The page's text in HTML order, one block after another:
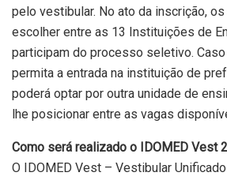
pelo vestibular. No ato da inscrição,
escolher entre as 13 Instituições de
participam do processo seletivo. Caso
permita a entrada na instituição de
poderá optar por outra unidade de
lhe posicionar entre as vagas
Como será realizado o IDOMED Vest
O IDOMED Vest – Vestibular